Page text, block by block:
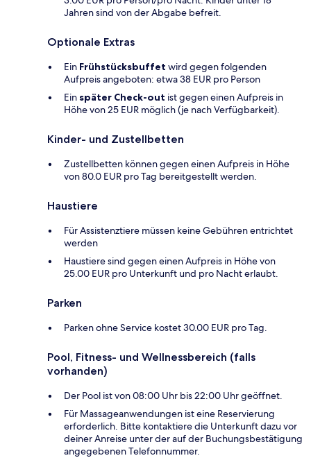
Jahren sind von der Abgabe befreit.
Optionale Extras
Ein Frühstücksbuffet wird gegen folgenden
Aufpreis angeboten: etwa 38 EUR pro Person
Ein später Check-out ist gegen einen Aufpreis in
Höhe von 25 EUR möglich (je nach Verfügbarkeit).
Kinder- und Zustellbetten
Zustellbetten können gegen einen Aufpreis in Höhe
von 80.0 EUR pro Tag bereitgestellt werden.
Haustiere
Für Assistenztiere müssen keine Gebühren entrichtet
werden
Haustiere sind gegen einen Aufpreis in Höhe von
25.00 EUR pro Unterkunft und pro Nacht erlaubt.
Parken
Parken ohne Service kostet 30.00 EUR pro Tag.
Pool, Fitness- und Wellnessbereich (falls
vorhanden)
Der Pool ist von 08:00 Uhr bis 22:00 Uhr geöffnet.
Für Massageanwendungen ist eine Reservierung
erforderlich. Bitte kontaktiere die Unterkunft dazu vor
deiner Anreise unter der auf der Buchungsbestätigung
angegebenen Telefonnummer.